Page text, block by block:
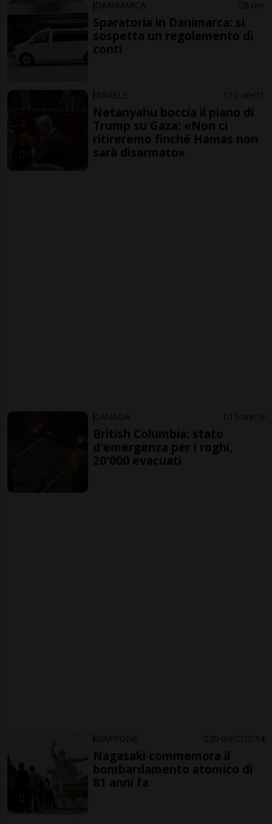
DANIMARCA 8 ore
Sparatoria in Danimarca: si
sospetta un regolamento di
conti
ISRAELE 10 ore 1
Netanyahu boccia il piano di
Trump su Gaza: «Non ci
ritireremo finché Hamas non
sarà disarmato»
CANADA 15 ore 9
British Columbia: stato
d'emergenza per i roghi,
20'000 evacuati
GIAPPONE 20 ore 10 14
Nagasaki commemora il
bombardamento atomico di
81 anni fa